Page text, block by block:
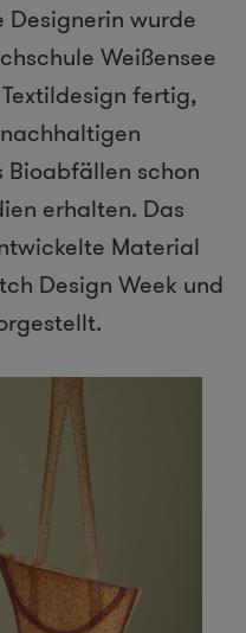
Designerin wurde
Weißensee
fertig,
schon
erhalten. Das
Material
Design Week und